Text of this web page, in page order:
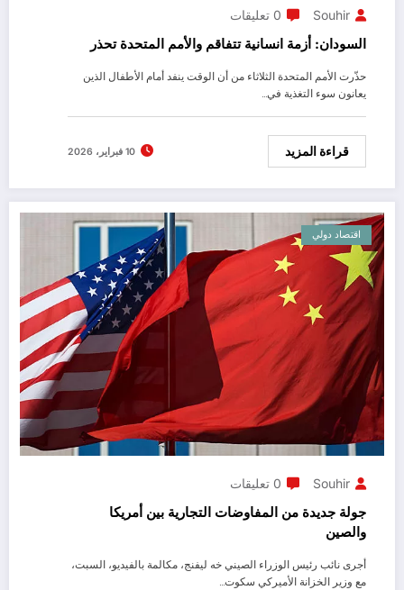
Souhir 0 تعليقات
السودان: أزمة انسانية تتفاقم والأمم المتحدة تحذر
حذّرت الأمم المتحدة الثلاثاء من أن الوقت ينفد أمام الأطفال الذين
يعانون سوء التغذية في…
قراءة المزيد 10 فبراير، 2026
اقتصاد دولي
Souhir 0 تعليقات
جولة جديدة من المفاوضات التجارية بين أمريكا
والصين
أجرى نائب رئيس الوزراء الصيني خه ليفنج، مكالمة بالفيديو، السبت،
مع وزير الخزانة الأميركي سكوت…